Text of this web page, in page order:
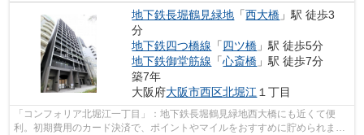
地下鉄長堀鶴見緑地 「西大橋 」駅 徒歩3
分
地下鉄四つ橋線 「四ツ橋 」駅 徒歩5分
地下鉄御堂筋線 「心斎橋 」駅 徒歩7分
築7年
大阪府大阪市西区北堀江１丁目
「コンフォリア北堀江一丁目」：地下鉄長堀鶴見緑地西大橋にも近くて便
利。初期費用のカード決済で、ポイントやマイルをおすすめに貯められま